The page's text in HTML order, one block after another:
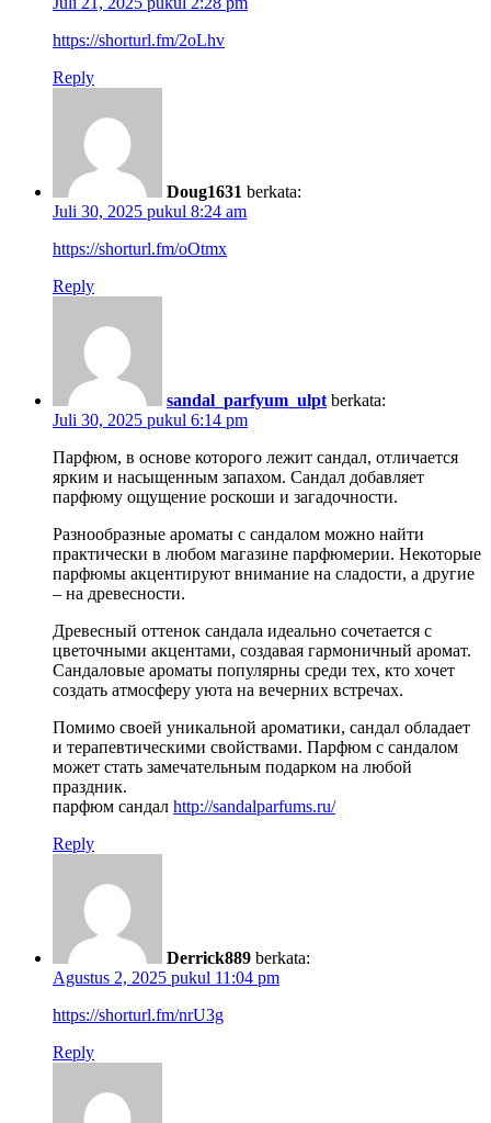
https://shorturl.fm/2oLhv
Reply
Doug1631 berkata:
Juli 30, 2025 pukul 8:24 am
https://shorturl.fm/oOtmx
Reply
sandal_parfyum_ulpt berkata:
Juli 30, 2025 pukul 6:14 pm
Парфюм, в основе которого лежит сандал, отличается
ярким и насыщенным запахом. Сандал добавляет
парфюму ощущение роскоши и загадочности.
Разнообразные ароматы с сандалом можно найти
практически в любом магазине парфюмерии. Некоторые
парфюмы акцентируют внимание на сладости, а другие
– на древесности.
Древесный оттенок сандала идеально сочетается с
цветочными акцентами, создавая гармоничный аромат.
Сандаловые ароматы популярны среди тех, кто хочет
создать атмосферу уюта на вечерних встречах.
Помимо своей уникальной ароматики, сандал обладает
и терапевтическими свойствами. Парфюм с сандалом
может стать замечательным подарком на любой
праздник.
парфюм сандал http://sandalparfums.ru/
Reply
Derrick889 berkata:
Agustus 2, 2025 pukul 11:04 pm
https://shorturl.fm/nrU3g
Reply